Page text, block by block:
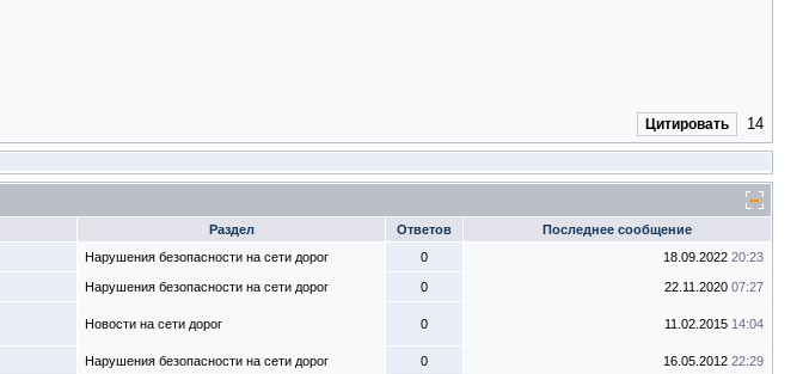
Цитировать 14
Раздел Ответов Последнее сообщение
Нарушения безопасности на сети дорог 0 18.09.2022 20:23
Нарушения безопасности на сети дорог 0 22.11.2020 07:27
Новости на сети дорог 0 11.02.2015 14:04
Нарушения безопасности на сети дорог 0 16.05.2012 22:29